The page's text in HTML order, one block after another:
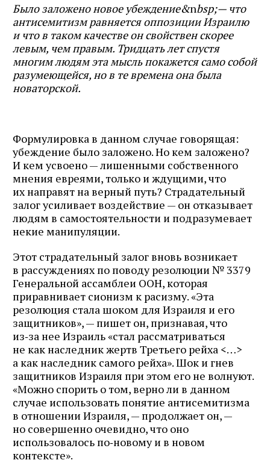
Было заложено новое убеждение&nbsp;— что
антисемитизм равняется оппозиции Израилю
и что в таком качестве он свойствен скорее
левым, чем правым. Тридцать лет спустя
многим людям эта мысль покажется само собой
разумеющейся, но в те времена она была
новаторской.
Формулировка в данном случае говорящая:
убеждение было заложено. Но кем заложено?
И кем усвоено — лишенными собственного
мнения евреями, только и ждущими, что
их направят на верный путь? Страдательный
залог усиливает воздействие — он отказывает
людям в самостоятельности и подразумевает
некие манипуляции.
Этот страдательный залог вновь возникает
в рассуждениях по поводу резолюции № 3379
Генеральной ассамблеи ООН, которая
приравнивает сионизм к расизму. «Эта
резолюция стала шоком для Израиля и его
защитников», — пишет он, признавая, что
из‑за нее Израиль «стал рассматриваться
не как наследник жертв Третьего рейха <…>
а как наследник самого рейха». Шок и гнев
защитников Израиля при этом его не волнуют.
«Можно спорить о том, верно ли в данном
случае использовать понятие антисемитизма
в отношении Израиля, — продолжает он, —
но совершенно очевидно, что оно
использовалось по‑новому и в новом
контексте».